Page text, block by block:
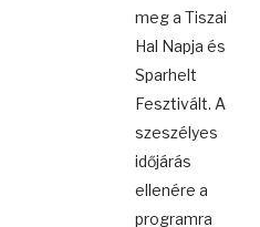
meg a Tiszai
Hal Napja és
Sparhelt
Fesztivált. A
szeszélyes
időjárás
ellenére a
programra